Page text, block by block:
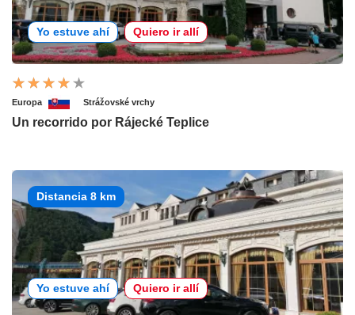
Yo estuve ahí Quiero ir allí
Europa Strážovské vrchy
Un recorrido por Rájecké Teplice
Distancia 8 km
Yo estuve ahí Quiero ir allí